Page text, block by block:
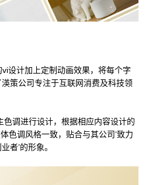
vi设计加上定制动画效果，将每个字
策公司专注于互联网消费及科技领
色调进行设计，根据相应内容设计的
色调风格一致，贴合与其公司‘致力
者’的形象。